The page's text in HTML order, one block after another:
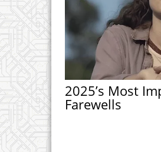
2025’s Most
Farewells